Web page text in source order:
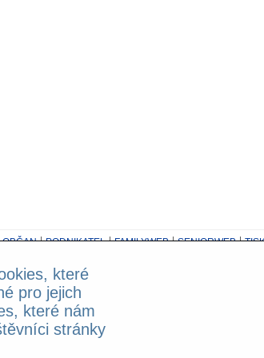
OBČAN PODNIKATEL FAMILYWEB SENIORWEB
140 46 Praha 4 - Krč; Powered by
které
pro jejich
které nám
stránky